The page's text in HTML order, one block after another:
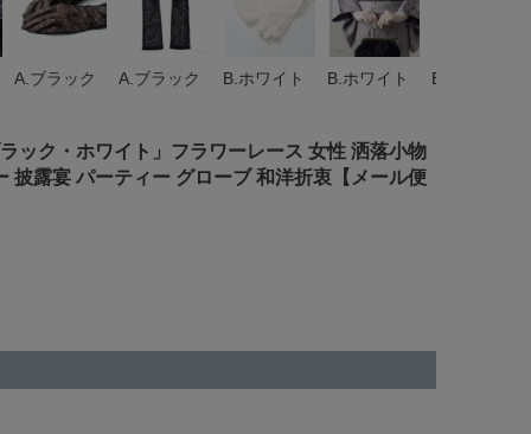
A.ブラック A.ブラック B.ホワイト B.ホワイト B.ホワイト
ック・ホワイト」フラワーレース 女性 洒落小物
披露宴 パーティー グローブ 和洋折衷【メール便